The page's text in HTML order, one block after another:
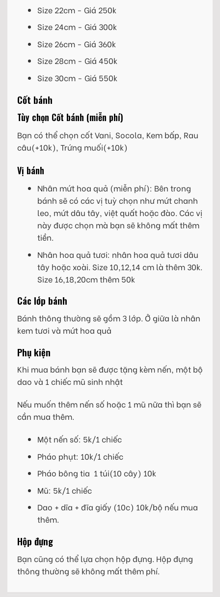
Size 22cm - Giá 250k
Size 24cm - Giá 300k
Size 26cm - Giá 360k
Size 28cm - Giá 450k
Size 30cm - Giá 550k
Cốt bánh
Tùy chọn Cốt bánh (miễn phí)
Bạn có thể chọn cốt Vani, Socola, Kem bấp, Rau
câu(+10k), Trứng muối(+10k)
Vị bánh
Nhân mứt hoa quả (miễn phí): Bên trong
bánh sẽ có các vị tuỳ chọn như mứt chanh
leo, mứt dâu tây, việt quất hoặc đào. Các vị
này được chọn mà bạn sẽ không mất thêm
tiền.
Nhân hoa quả tươi: nhân hoa quả tươi dâu
tây hoặc xoài. Size 10,12,14 cm là thêm 30k.
Size 16,18,20cm thêm 50k
Các lớp bánh
Bánh thông thường sẽ gồm 3 lớp. Ở giữa là nhân
kem tươi và mứt hoa quả
Phụ kiện
Khi mua bánh bạn sẽ được tặng kèm nến, một bộ
dao và 1 chiếc mũ sinh nhật
Nếu muốn thêm nến số hoặc 1 mũ nữa thì bạn sẽ
cần mua thêm.
Một nến số: 5k/1 chiếc
Pháo phụt: 10k/1 chiếc
Pháo bông tia 1 túi(10 cây) 10k
Mũ: 5k/1 chiếc
Dao + dĩa + đĩa giấy (10c) 10k/bộ nếu mua
thêm.
Hộp đựng
Bạn cũng có thể lựa chọn hộp đựng. Hộp đựng
thông thường sẽ không mất thêm phí.